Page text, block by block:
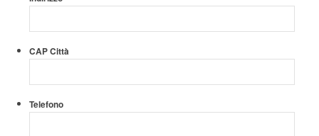
CAP Città
Telefono